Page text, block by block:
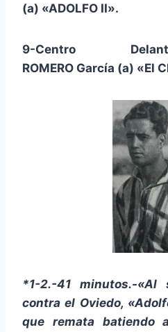
(a) «ADOLFO II».
9-Centro
ROMERO García (a) «El
*1-2.-41 minutos.-«Al
contra el Oviedo,
que remata batiendo